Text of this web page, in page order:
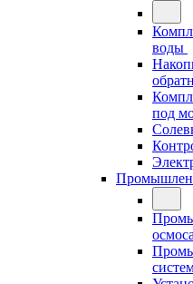
воды
под
осмоса